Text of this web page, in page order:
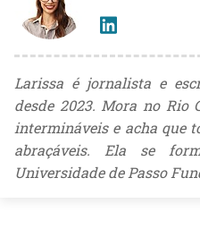
Larissa é jornalista e
desde 2023. Mora no Rio
intermináveis e acha que
abraçáveis. Ela se
Universidade de Passo